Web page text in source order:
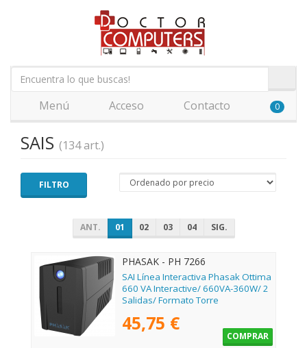
Menú Acceso Contacto 0
SAIS (134 art.)
FILTRO
ANT. 01 02 03 04 SIG.
PHASAK - PH 7266
SAI Línea Interactiva Phasak Ottima
660 VA Interactive/ 660VA-360W/ 2
Salidas/ Formato Torre
45,75 €
COMPRAR